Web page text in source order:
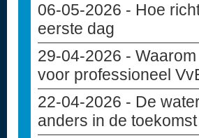
06-05-2026 - Hoe
eerste dag
29-04-2026 -
voor professioneel
22-04-2026 - De
anders in de toekomst